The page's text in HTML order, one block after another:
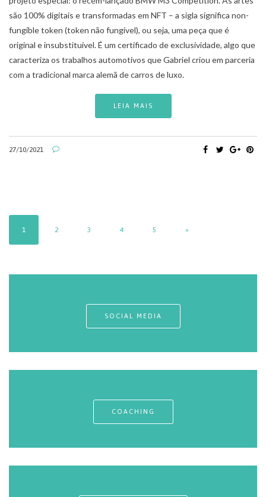
são 100% digitais e transformadas em NFT – a sigla significa non-
fungible token (token não fungível), ou seja, uma peça que é
original e insubstituível. É um certificado de exclusividade, algo que
caracteriza os trabalhos automotivos que Gabriel criou em parceria
com a tradicional marca alemã de carros de luxo.
LEIA MAIS
27/10/2021
1 2 3 4 5 »
SOCIAL MEDIA
COACHING